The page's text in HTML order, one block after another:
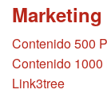
Marketing
Contenido 500
Contenido
Link3tree